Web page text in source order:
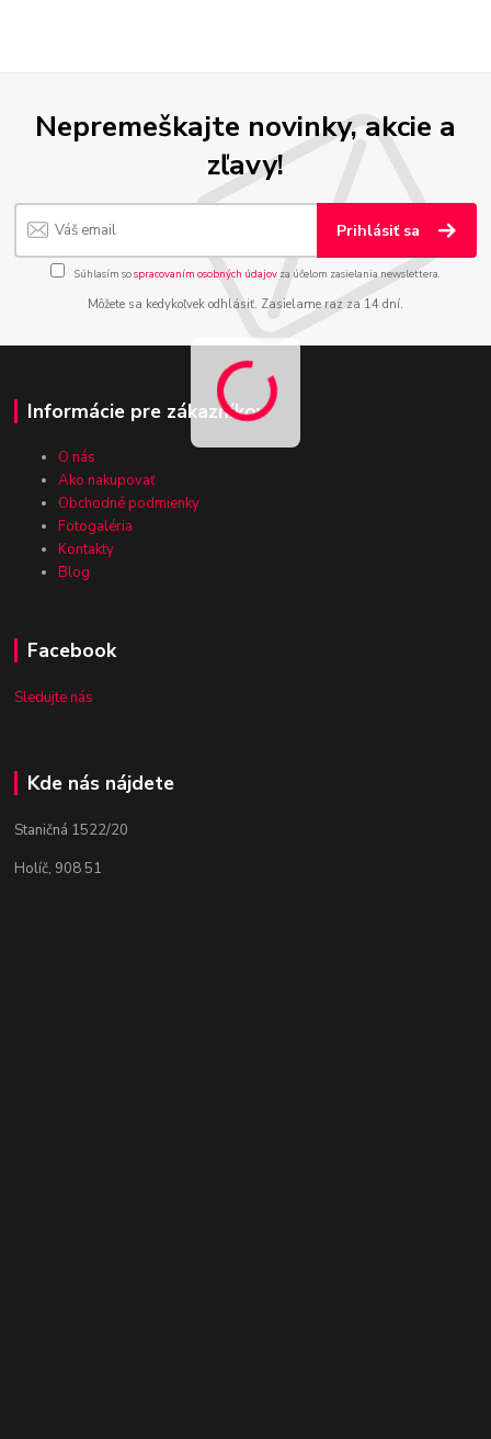
Nepremeškajte novinky, akcie a
zľavy!
Prihlásiť sa
Súhlasím sospracovaním osobných údajov za účelom zasielania newslettera.
Môžete sa kedykoľvek odhlásiť. Zasielame raz za 14 dní.
Informácie pre zákazníkov
O nás
Ako nakupovať
Obchodné podmienky
Fotogaléria
Kontakty
Blog
Facebook
Sledujte nás
Kde nás nájdete
Staničná 1522/20
Holíč, 908 51